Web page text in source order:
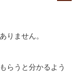
りません。
らうと分かるよう